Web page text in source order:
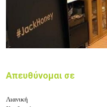
Απευθύνομαι σε
Λιανική